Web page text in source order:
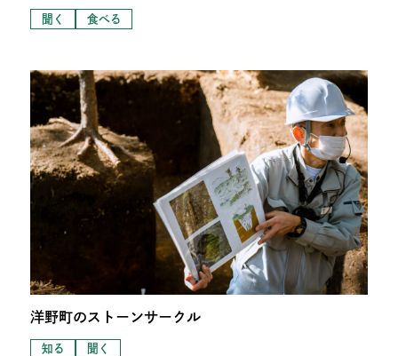
聞く 食べる
洋野町のストーンサークル
知る 聞く